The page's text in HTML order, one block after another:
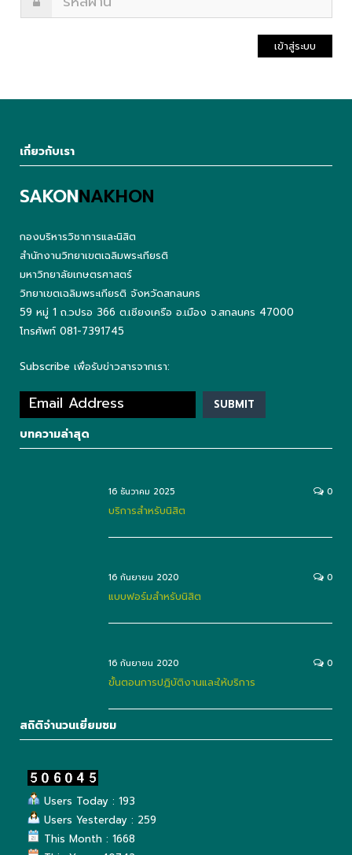
เข้าสู่ระบบ
เกี่ยวกับเรา
SAKONNAKHON
กองบริหารวิชาการและนิสิต
สำนักงานวิทยาเขตเฉลิมพระเกียรติ
มหาวิทยาลัยเกษตรศาสตร์
วิทยาเขตเฉลิมพระเกียรติ จังหวัดสกลนคร
59 หมู่ 1 ถ.วปรอ 366 ต.เชียงเครือ อ.เมือง จ.สกลนคร 47000
โทรศัพท์ 081-7391745
Subscribe เพื่อรับข่าวสารจากเรา:
บทความล่าสุด
16 ธันวาคม 2025 0
บริการสำหรับนิสิต
16 กันยายน 2020 0
แบบฟอร์มสำหรับนิสิต
16 กันยายน 2020 0
ขั้นตอนการปฏิบัติงานและให้บริการ
สถิติจำนวนเยี่ยมชม
Users Today : 193
Users Yesterday : 259
This Month : 1668